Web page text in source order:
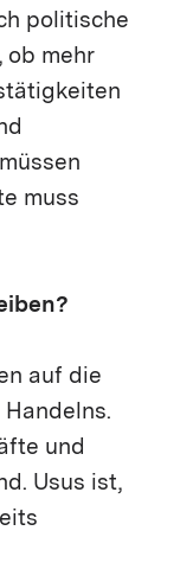
politische
ob mehr
muss
auf die
und
Usus ist,